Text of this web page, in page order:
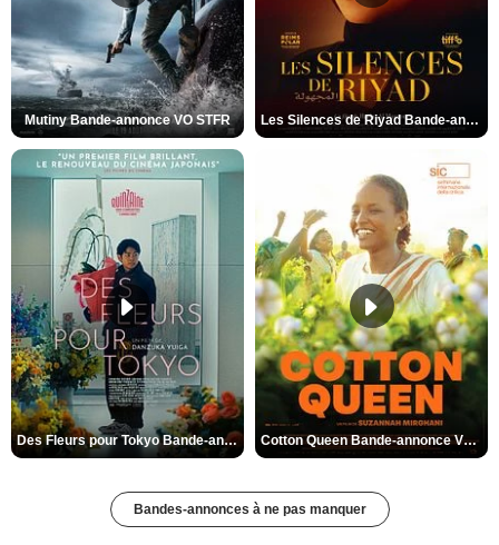
Mutiny Bande-annonce VO STFR Les Silences de Riyad Bande-annonce VO STFR
Des Fleurs pour Tokyo Bande-annonce VO STFR Cotton Queen Bande-annonce VO STFR
Bandes-annonces à ne pas manquer